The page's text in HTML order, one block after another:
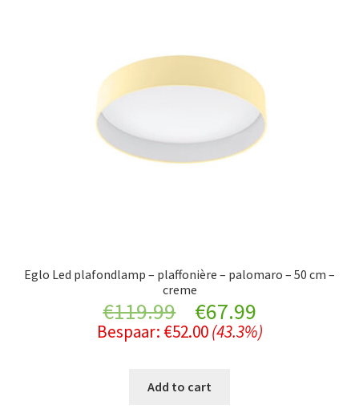
Eglo Led plafondlamp – plaffonière – palomaro – 50 cm –
creme
€119.99
Original
price
was:
€67.99Current
price
Bespaar: €52.00 (43.3%)
Add to cart